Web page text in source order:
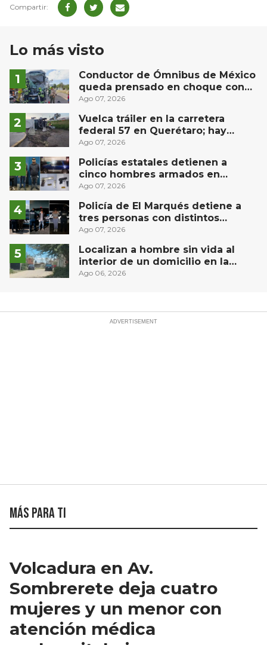
Lo más visto
Conductor de Ómnibus de México
queda prensado en choque con
materialista en San Juan del Río
Ago 07, 2026
Vuelca tráiler en la carretera
federal 57 en Querétaro; hay
derrame de combustible
Ago 07, 2026
Policías estatales detienen a
cinco hombres armados en
Puebla capital
Ago 07, 2026
Policía de El Marqués detiene a
tres personas con distintos
narcóticos
Ago 07, 2026
Localizan a hombre sin vida al
interior de un domicilio en la
comunidad El Rodeo, San Juan del
Ago 06, 2026
Más para ti
Volcadura en Av.
Sombrerete deja cuatro
mujeres y un menor con
atención médica